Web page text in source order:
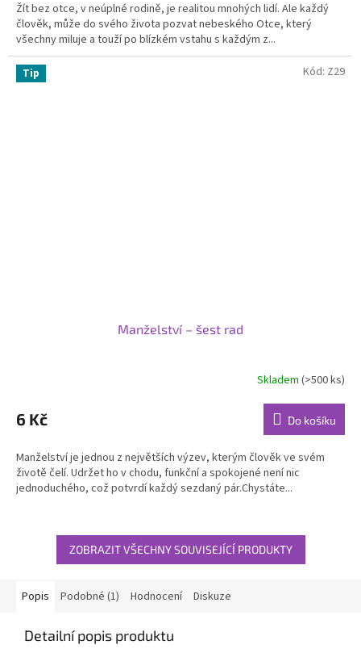
Žít bez otce, v neúplné rodině, je realitou mnohých lidí. Ale každý
člověk, může do svého života pozvat nebeského Otce, který
všechny miluje a touží po blízkém vstahu s každým z...
Tip
Manželství – šest rad
Skladem (>500 ks)
6 Kč Do košíku
Manželství je jednou z největších výzev, kterým člověk ve svém
životě čelí. Udržet ho v chodu, funkční a spokojené není nic
jednoduchého, což potvrdí každý sezdaný pár.Chystáte...
Kód: Z29
ZOBRAZIT VŠECHNY SOUVISEJÍCÍ PRODUKTY
Popis Podobné (1) Hodnocení Diskuze
Detailní popis produktu